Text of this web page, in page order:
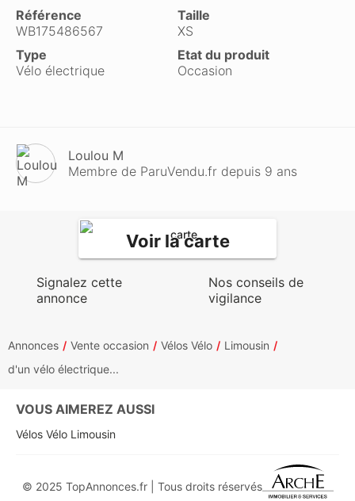
Référence
WB175486567
Taille
XS
Type
Vélo électrique
Etat du produit
Occasion
Loulou M
Membre de ParuVendu.fr depuis 9 ans
Voir la carte
Signalez cette
annonce
Nos conseils de
vigilance
Annonces Vente occasion Vélos Vélo
Limousin
d'un vélo électrique...
VOUS AIMEREZ AUSSI
Vélos Vélo Limousin
© 2025 TopAnnonces.fr | Tous droits réservés